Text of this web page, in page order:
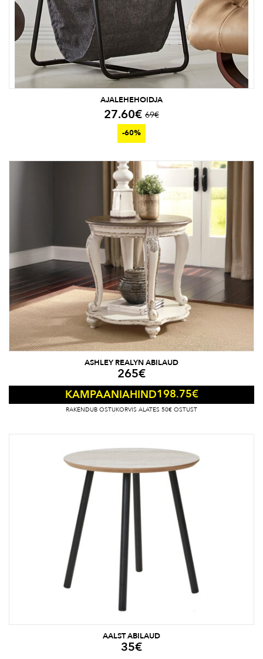
AJALEHEHOIDJA
69€
27.60€
-60%
ASHLEY REALYN ABILAUD
265€
KAMPAANIAHIND198.75€
RAKENDUB OSTUKORVIS ALATES 50€ OSTUST
AALST ABILAUD
35€